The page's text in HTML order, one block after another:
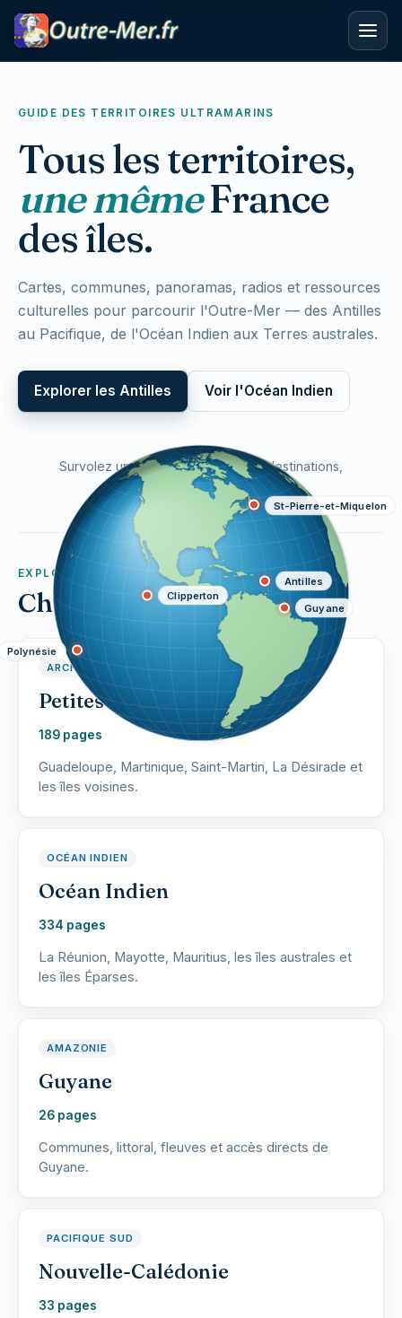
GUIDE DES TERRITOIRES ULTRAMARINS
Tous les territoires,
une mêmeFrance
des îles.
Cartes, communes, panoramas, radios et ressources
culturelles pour parcourir l'Outre-Mer — des Antilles
au Pacifique, de l'Océan Indien aux Terres australes.
Explorer les Antilles Voir l'Océan Indien
Antilles
Guyane
Polynésie
Clipperton
St-Pierre-et-Miquelon
Survolez un point pour révéler les destinations,
cliquez pour ouvrir la rubrique.
EXPLORER
Choisir une zone
ARCHIPEL
Petites Antilles
189 pages
Guadeloupe, Martinique, Saint-Martin, La Désirade et
les îles voisines.
OCÉAN INDIEN
Océan Indien
334 pages
La Réunion, Mayotte, Mauritius, les îles australes et
les îles Éparses.
AMAZONIE
Guyane
26 pages
Communes, littoral, fleuves et accès directs de
Guyane.
PACIFIQUE SUD
Nouvelle-Calédonie
33 pages